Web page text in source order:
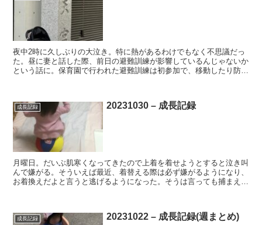
夜中2時に久しぶりの大泣き。特に熱があるわけでもなく不思議だっ
た。昼に妻と話した際、前日の避難訓練が影響しているんじゃないか
という話に。保育園で行われた避難訓練は初参加で、移動したり防災
成長記録 20231030 – 成長記録
月曜日。だいぶ肌寒くなってきたので上着を着せようとすると泣き叫
んで嫌がる。そういえば最近、着替える際は必ず嫌がるようになり、
お着換えだよと言うと逃げるようになった。そうは言っても捕まえる
成長記録 20231022 – 成長記録(週まとめ)